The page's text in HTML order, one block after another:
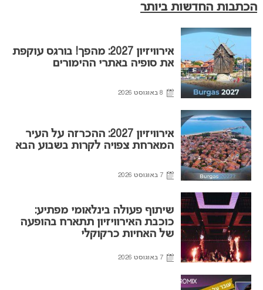
הכתבות החדשות ביותר
אירוויזיון 2027: מהפך! בורגס עוקפת
את סופיה באתרי ההימורים
8 באוגוסט 2026
אירוויזיון 2027: ההכרזה על העיר
המארחת צפויה לקרות בשבוע הבא
7 באוגוסט 2026
שיתוף פעולה בינלאומי מפתיע:
כוכבת האירוויזיון תתארח בהופעה
של האחיות כרקוקלי
7 באוגוסט 2026